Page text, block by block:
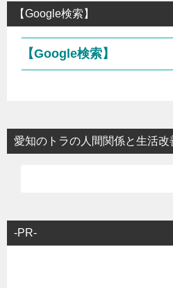
【Google検索】
【Google検索】
愛知のトラの人間関係と生活改
-PR-